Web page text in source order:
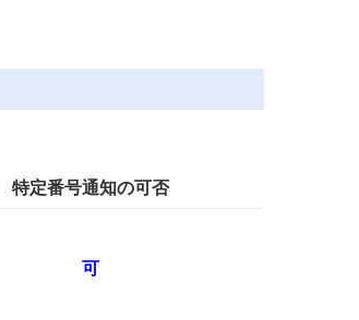
特定番号通知の可否
可